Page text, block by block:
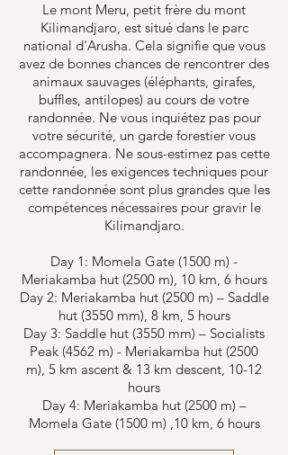
Le mont Meru, petit frère du mont
Kilimandjaro, est situé dans le parc
national d'Arusha. Cela signifie que vous
avez de bonnes chances de rencontrer des
animaux sauvages (éléphants, girafes,
buffles, antilopes) au cours de votre
randonnée. Ne vous inquiétez pas pour
votre sécurité, un garde forestier vous
accompagnera. Ne sous-estimez pas cette
randonnée, les exigences techniques pour
cette randonnée sont plus grandes que les
compétences nécessaires pour gravir le
Kilimandjaro.
Day 1: Momela Gate (1500 m) -
Meriakamba hut (2500 m), 10 km, 6 hours
Day 2: Meriakamba hut (2500 m) – Saddle
hut (3550 mm), 8 km, 5 hours
Day 3: Saddle hut (3550 mm) – Socialists
Peak (4562 m) - Meriakamba hut (2500
m), 5 km ascent & 13 km descent, 10-12
hours
Day 4: Meriakamba hut (2500 m) –
Momela Gate (1500 m) ,10 km, 6hours